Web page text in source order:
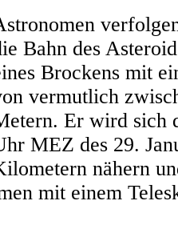
Bahn des
Brockens mit
vermutlich
Er wird sich
MEZ des 29.
nähern
mit einem